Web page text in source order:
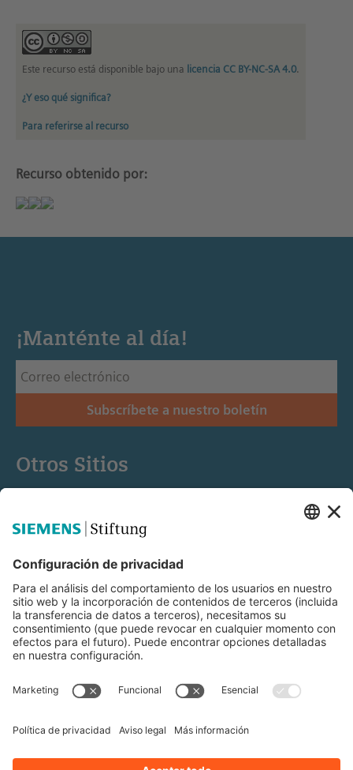
Este recurso está disponible bajo una licencia CC BY-NC-SA 4.0.
¿Y eso qué significa?
Para referirse al recurso
Recurso obtenido por:
¡Manténte al día!
Subscríbete a nuestro boletín
Otros Sitios
Educación STEM
Mediaportal
© Siemens Stiftung 2025